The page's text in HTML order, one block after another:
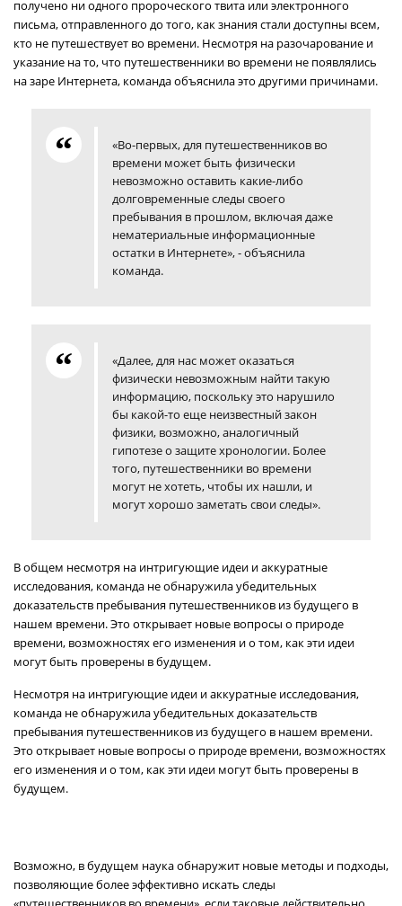
получено ни одного пророческого твита или электронного
письма, отправленного до того, как знания стали доступны всем,
кто не путешествует во времени. Несмотря на разочарование и
указание на то, что путешественники во времени не появлялись
на заре Интернета, команда объяснила это другими причинами.
«Во-первых, для путешественников во
времени может быть физически
невозможно оставить какие-либо
долговременные следы своего
пребывания в прошлом, включая даже
нематериальные информационные
остатки в Интернете», - объяснила
команда.
«Далее, для нас может оказаться
физически невозможным найти такую
информацию, поскольку это нарушило
бы какой-то еще неизвестный закон
физики, возможно, аналогичный
гипотезе о защите хронологии. Более
того, путешественники во времени
могут не хотеть, чтобы их нашли, и
могут хорошо заметать свои следы».
В общем несмотря на интригующие идеи и аккуратные
исследования, команда не обнаружила убедительных
доказательств пребывания путешественников из будущего в
нашем времени. Это открывает новые вопросы о природе
времени, возможностях его изменения и о том, как эти идеи
могут быть проверены в будущем.
Несмотря на интригующие идеи и аккуратные исследования,
команда не обнаружила убедительных доказательств
пребывания путешественников из будущего в нашем времени.
Это открывает новые вопросы о природе времени, возможностях
его изменения и о том, как эти идеи могут быть проверены в
будущем.
Возможно, в будущем наука обнаружит новые методы и подходы,
позволяющие более эффективно искать следы